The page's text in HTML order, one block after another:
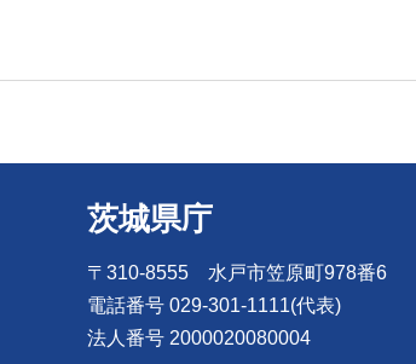
茨城県庁
〒310-8555 水戸市笠原町978番6
電話番号 029-301-1111(代表)
法人番号 2000020080004